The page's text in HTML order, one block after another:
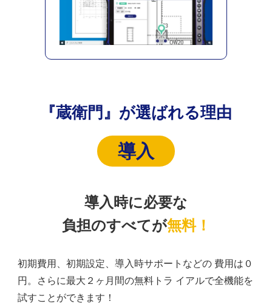
『蔵衛門』が選ばれる理由
導入
導入時に必要な
負担のすべてが無料！
初期費用、初期設定、導入時サポートなどの 費用は０
円。さらに最大２ヶ月間の無料トラ イアルで全機能を
試すことができます！